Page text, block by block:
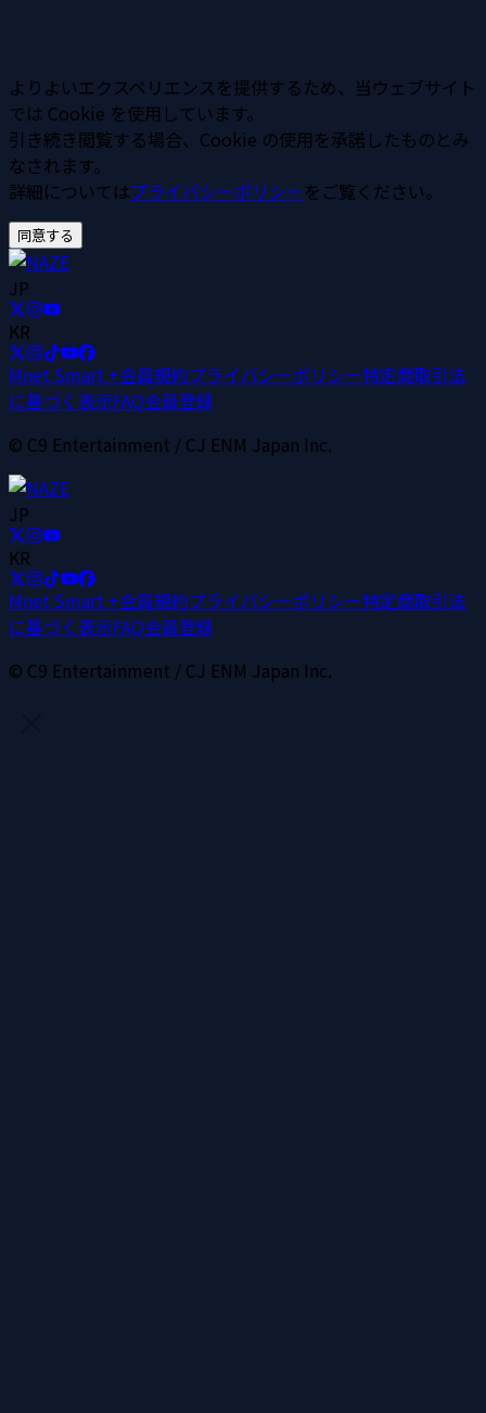
よりよいエクスペリエンスを提供するため、当ウェブサイト
では Cookie を使用しています。
引き続き閲覧する場合、Cookie の使用を承諾したものとみ
なされます。
詳細についてはプライバシーポリシーをご覧ください。
同意する
JP
KR
Mnet Smart +会員規約プライバシーポリシー特定商取引法
に基づく表示FAQ会員登録
© C9 Entertainment / CJ ENM Japan Inc.
JP
KR
Mnet Smart +会員規約プライバシーポリシー特定商取引法
に基づく表示FAQ会員登録
© C9 Entertainment / CJ ENM Japan Inc.